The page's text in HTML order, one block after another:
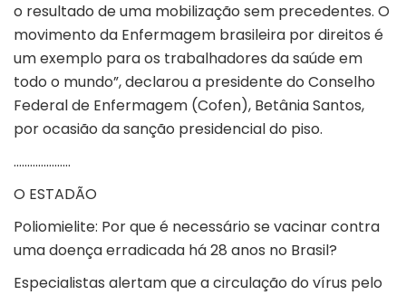
o resultado de uma mobilização sem precedentes. O
movimento da Enfermagem brasileira por direitos é
um exemplo para os trabalhadores da saúde em
todo o mundo”, declarou a presidente do Conselho
Federal de Enfermagem (Cofen), Betânia Santos,
por ocasião da sanção presidencial do piso.
…………………
O ESTADÃO
Poliomielite: Por que é necessário se vacinar contra
uma doença erradicada há 28 anos no Brasil?
Especialistas alertam que a circulação do vírus pelo